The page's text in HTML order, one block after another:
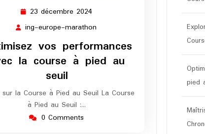
23 décembre 2024
décembre
ing-europe-marathon
marathon
vos performances
la course à pied au
seuil
la Course à Pied au Seuil La Course
à Pied au Seuil :…
0 Comments
pied